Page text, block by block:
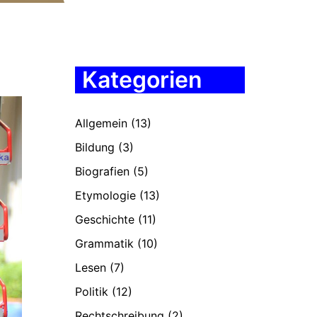
Kategorien
Allgemein (13)
Bildung (3)
Biografien (5)
Etymologie (13)
Geschichte (11)
Grammatik (10)
Lesen (7)
Politik (12)